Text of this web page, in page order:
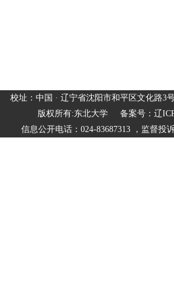
校址：中国 · 辽宁省沈阳市和平区文化路3
版权所有:东北大学 备案号：辽ICP
信息公开电话：024-83687313 ，监督投